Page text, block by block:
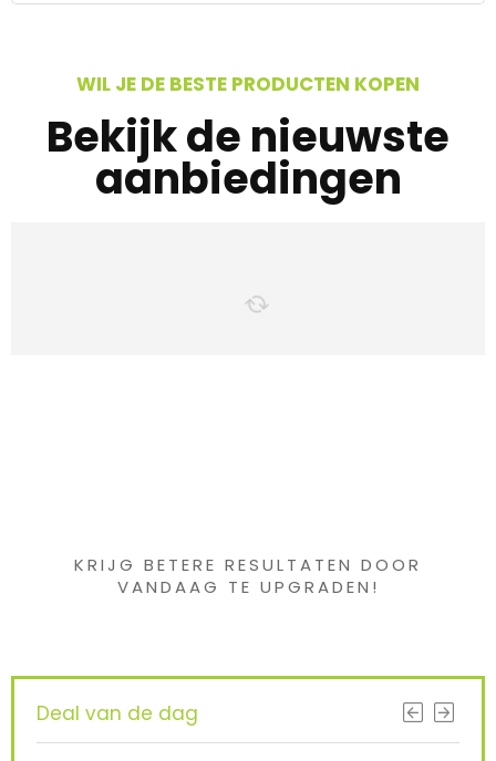
WIL JE DE BESTE PRODUCTEN KOPEN
Bekijk de nieuwste
aanbiedingen
KRIJG BETERE RESULTATEN DOOR
VANDAAG TE UPGRADEN!
Deal van de dag